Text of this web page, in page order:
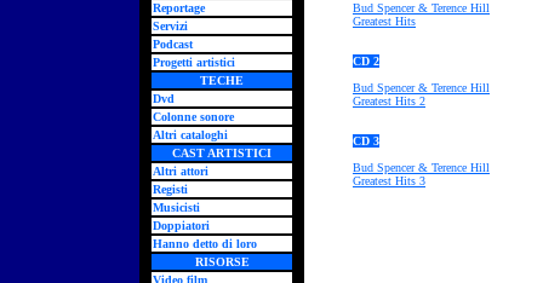
Reportage
Servizi
Podcast
Progetti artistici
TECHE
Dvd
Colonne sonore
Altri cataloghi
CAST ARTISTICI
Altri attori
Registi
Musicisti
Doppiatori
Hanno detto di loro
RISORSE
Video film
Bud Spencer & Terence Hill
Greatest Hits
CD 2
Bud Spencer & Terence Hill
Greatest Hits 2
CD 3
Bud Spencer & Terence Hill
Greatest Hits 3